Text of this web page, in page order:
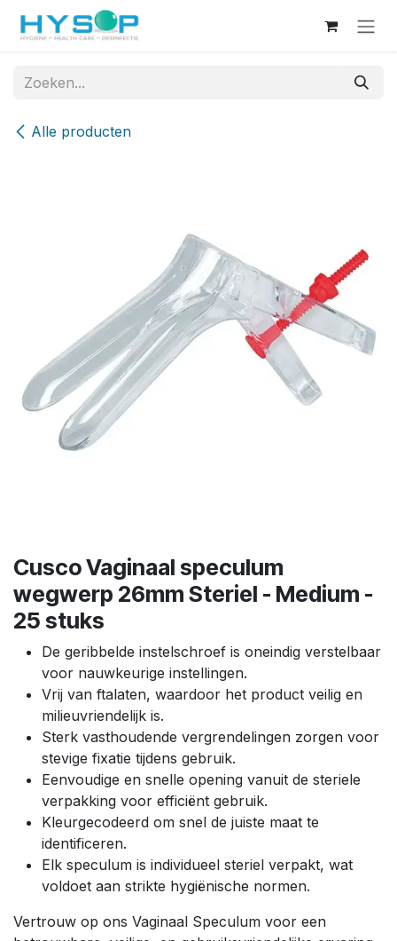
Overslaan naar inhoud
Alle producten
Cusco Vaginaal speculum
wegwerp 26mm Steriel - Medium -
25 stuks
De geribbelde instelschroef is oneindig verstelbaar
voor nauwkeurige instellingen.
Vrij van ftalaten, waardoor het product veilig en
milieuvriendelijk is.
Sterk vasthoudende vergrendelingen zorgen voor
stevige fixatie tijdens gebruik.
Eenvoudige en snelle opening vanuit de steriele
verpakking voor efficiënt gebruik.
Kleurgecodeerd om snel de juiste maat te
identificeren.
Elk speculum is individueel steriel verpakt, wat
voldoet aan strikte hygiënische normen.
Vertrouw op ons Vaginaal Speculum voor een